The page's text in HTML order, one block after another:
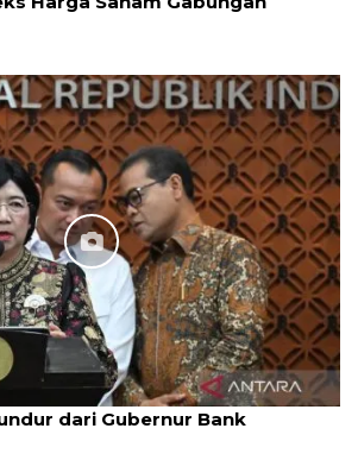
dari Gubernur Bank